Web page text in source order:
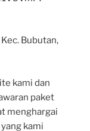
Bubutan,
kami dan
paket
menghargai
kami